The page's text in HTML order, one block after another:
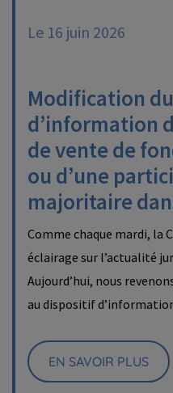
Le 16 juin 2026
Modification
d’information
de vente de
ou d’une
majoritaire
Comme chaque mardi, la
éclairage sur l’actualité
Aujourd’hui, nous
au dispositif
EN SAVOIR PLUS